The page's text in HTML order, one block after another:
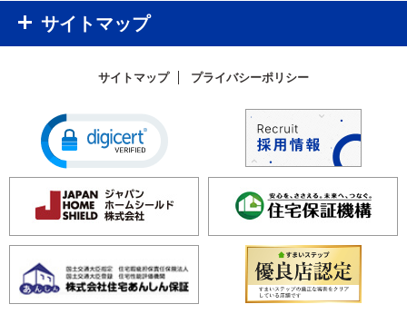
サイトマップ
サイトマップ プライバシーポリシー